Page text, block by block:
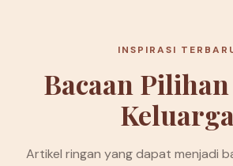
INSPIRASI
Bacaan
Artikel ringan yang dapat menjadi